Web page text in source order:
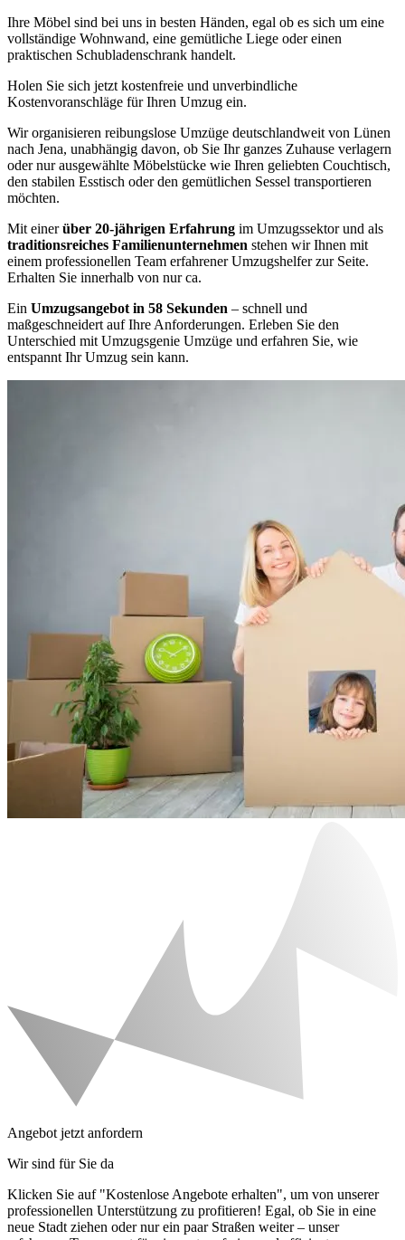
Ihre Möbel sind bei uns in besten Händen, egal ob es sich um eine
vollständige Wohnwand, eine gemütliche Liege oder einen
praktischen Schubladenschrank handelt.
Holen Sie sich jetzt kostenfreie und unverbindliche
Kostenvoranschläge für Ihren Umzug ein.
Wir organisieren reibungslose Umzüge deutschlandweit von Lünen
nach Jena, unabhängig davon, ob Sie Ihr ganzes Zuhause verlagern
oder nur ausgewählte Möbelstücke wie Ihren geliebten Couchtisch,
den stabilen Esstisch oder den gemütlichen Sessel transportieren
möchten.
Mit einerüber 20-jährigen Erfahrung im Umzugssektor und als
traditionsreiches Familienunternehmen stehen wir Ihnen mit
einem professionellen Team erfahrener Umzugshelfer zur Seite.
Erhalten Sie innerhalb von nur ca.
Ein Umzugsangebot in 58 Sekunden – schnell und
maßgeschneidert auf Ihre Anforderungen. Erleben Sie den
Unterschied mit Umzugsgenie Umzüge und erfahren Sie, wie
entspannt Ihr Umzug sein kann.
Angebot jetzt anfordern
Wir sind für Sie da
Klicken Sie auf "Kostenlose Angebote erhalten", um von unserer
professionellen Unterstützung zu profitieren! Egal, ob Sie in eine
neue Stadt ziehen oder nur ein paar Straßen weiter – unser